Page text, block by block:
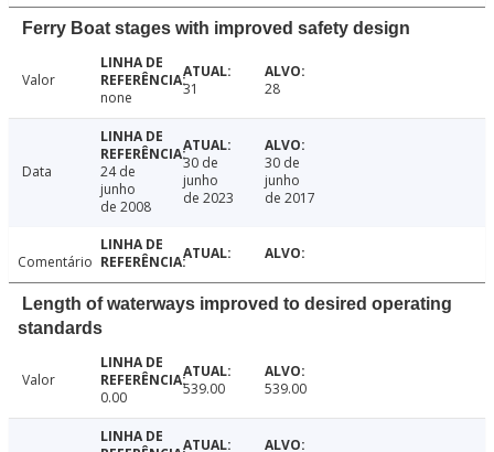
Ferry Boat stages with improved safety design
Valor
none
31 28
Data
24 de
junho
de 2008
30 de
junho
de 2023
30 de
junho
de 2017
Comentário
Length of waterways improved to desired operating
standards
Valor
0.00
539.00 539.00